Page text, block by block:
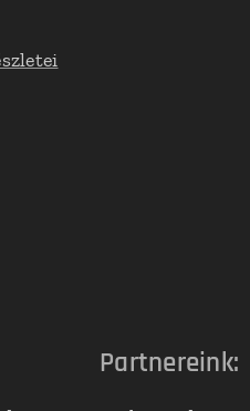
Partnereink: